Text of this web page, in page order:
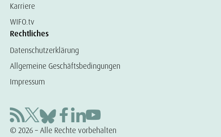
Karriere
WIFO.tv
Rechtliches
Datenschutzerklärung
Allgemeine Geschäftsbedingungen
Impressum
© 2026 – Alle Rechte vorbehalten